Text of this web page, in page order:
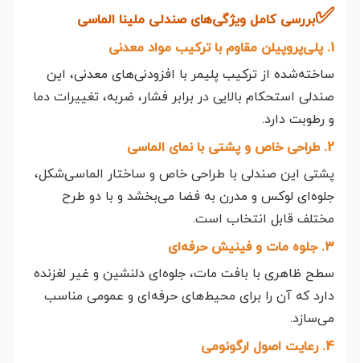
✅بررسی کامل ویژگی‌های صندلی ملینا الماسی
1. پلی‌پروپیلن مقاوم با ترکیب مواد معدنی
ساخته‌شده از ترکیب پلیمر با افزودنی‌های معدنی، این
صندلی استحکام بالایی در برابر فشار، ضربه، تغییرات دما
و رطوبت دارد.
2. طراحی خاص و پشتی با نمای الماسی
پشتی این صندلی با طراحی خاص و ساختار الماسی‌شکل،
جلوه‌ای لوکس و مدرن به فضا می‌بخشد و با دو طرح
مختلف قابل انتخاب است.
3. جلوه مات و فینیش حرفه‌ای
سطح ظاهری با بافت مات، جلوه‌ای دلنشین و غیر لغزنده
دارد که آن را برای محیط‌های حرفه‌ای و عمومی مناسب
می‌سازد.
4. رعایت اصول ارگونومی